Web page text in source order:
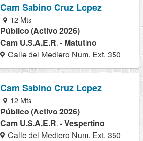
Cam Sabino Cruz Lopez
12 Mts
Público (Activo 2026)
Cam U.S.A.E.R. - Matutino
Calle del Mediero Num. Ext. 350
Cam Sabino Cruz Lopez
12 Mts
Público (Activo 2026)
Cam U.S.A.E.R. - Vespertino
Calle del Mediero Num. Ext. 350